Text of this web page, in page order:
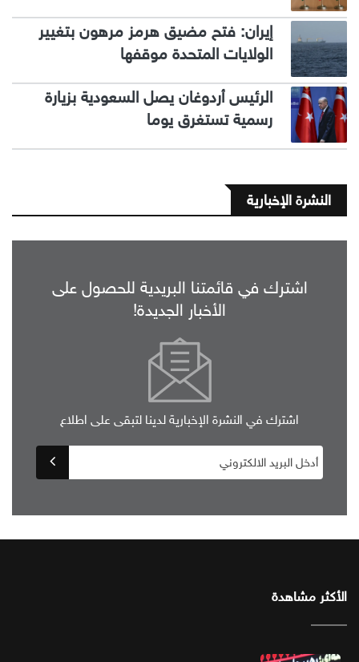
إيران: فتح مضيق هرمز مرهون بتغيير
الولايات المتحدة موقفها
الرئيس أردوغان يصل السعودية بزيارة
رسمية تستغرق يوما
النشرة الإخبارية
اشترك في قائمتنا البريدية للحصول على
الأخبار الجديدة!
اشترك في النشرة الإخبارية لدينا لتبقى على اطلاع
الأكثر مشاهدة